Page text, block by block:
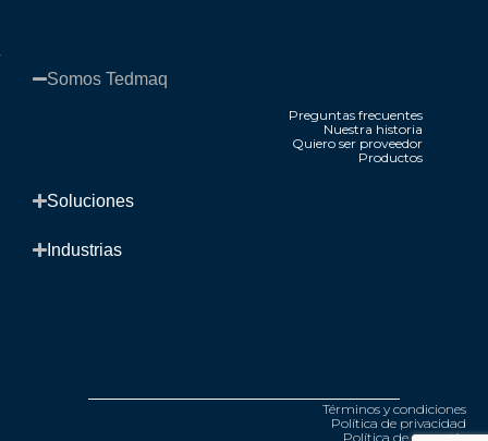
Somos Tedmaq​
Preguntas frecuentes
Nuestra historia
Quiero ser proveedor
Productos
Soluciones​
Industrias​
Términos y condiciones
Política de privacidad
Política de garantía